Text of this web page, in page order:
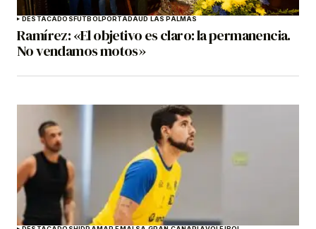
DESTACADOSFÚTBOLPORTADAUD LAS PALMAS
Ramírez: «El objetivo es claro: la permanencia.
No vendamos motos»